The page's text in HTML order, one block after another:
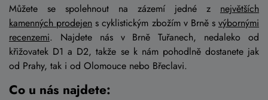
Můžete se spolehnout na zázemí jedné z největších
kamenných prodejen s cyklistickým zbožím v Brně s výbornými
recenzemi. Najdete nás v Brně Tuřanech, nedaleko od
křižovatek D1 a D2, takže se k nám pohodlně dostanete jak
od Prahy, tak i od Olomouce nebo Břeclavi.
Co u nás najdete: